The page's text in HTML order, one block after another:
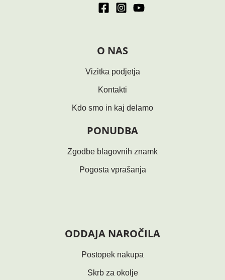
O NAS
Vizitka podjetja
Kontakti
Kdo smo in kaj delamo
PONUDBA
Zgodbe blagovnih znamk
Pogosta vprašanja
ODDAJA NAROČILA
Postopek nakupa
Skrb za okolje